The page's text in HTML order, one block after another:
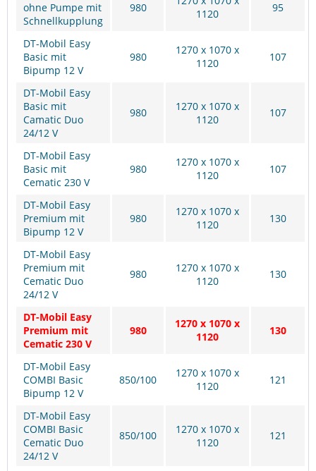
ohne Pumpe mit
Schnellkupplung
980
1120
95
DT-Mobil Easy
Basic mit
Bipump 12 V
980
1270 x 1070 x
1120
107
DT-Mobil Easy
Basic mit
Camatic Duo
24/12 V
980
1270 x 1070 x
1120
107
DT-Mobil Easy
Basic mit
Cematic 230 V
980
1270 x 1070 x
1120
107
DT-Mobil Easy
Premium mit
Bipump 12 V
980
1270 x 1070 x
1120
130
DT-Mobil Easy
Premium mit
Cematic Duo
24/12 V
980
1270 x 1070 x
1120
130
DT-Mobil Easy
Premium mit
Cematic 230 V
980
1270 x 1070 x
1120
130
DT-Mobil Easy
COMBI Basic
Bipump 12 V
850/100
1270 x 1070 x
1120
121
DT-Mobil Easy
COMBI Basic
Cematic Duo
24/12 V
850/100
1270 x 1070 x
1120
121